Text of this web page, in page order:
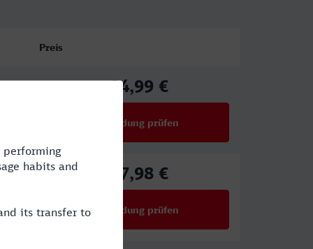
Preis
84,99 €
Verbindung prüfen
67,98 €
Verbindung prüfen